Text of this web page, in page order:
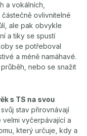
a vokálních,
ovlivnitelné
ale pak obvykle
a tiky se spustí
se potřeboval
a méně namáhavé.
nebo se snažit
s TS na svou
svůj stav přirovnávají
vyčerpávající a
který určuje, kdy a